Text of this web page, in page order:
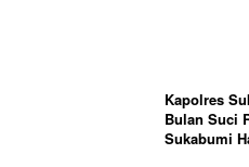
Kapolres
Bulan Suci
Sukabumi